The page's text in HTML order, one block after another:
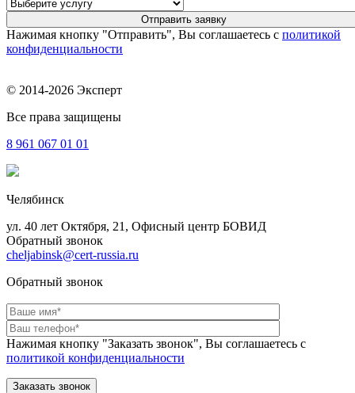
Нажимая кнопку "Отправить", Вы соглашаетесь с политикой
конфиденциальности
© 2014-2026 Эксперт
Все права защищены
8 961 067 01 01
Челябинск
ул. 40 лет Октября, 21, Офисный центр БОВИД
Обратный звонок
cheljabinsk@cert-russia.ru
Обратный звонок
Нажимая кнопку "Заказать звонок", Вы соглашаетесь с
политикой конфиденциальности